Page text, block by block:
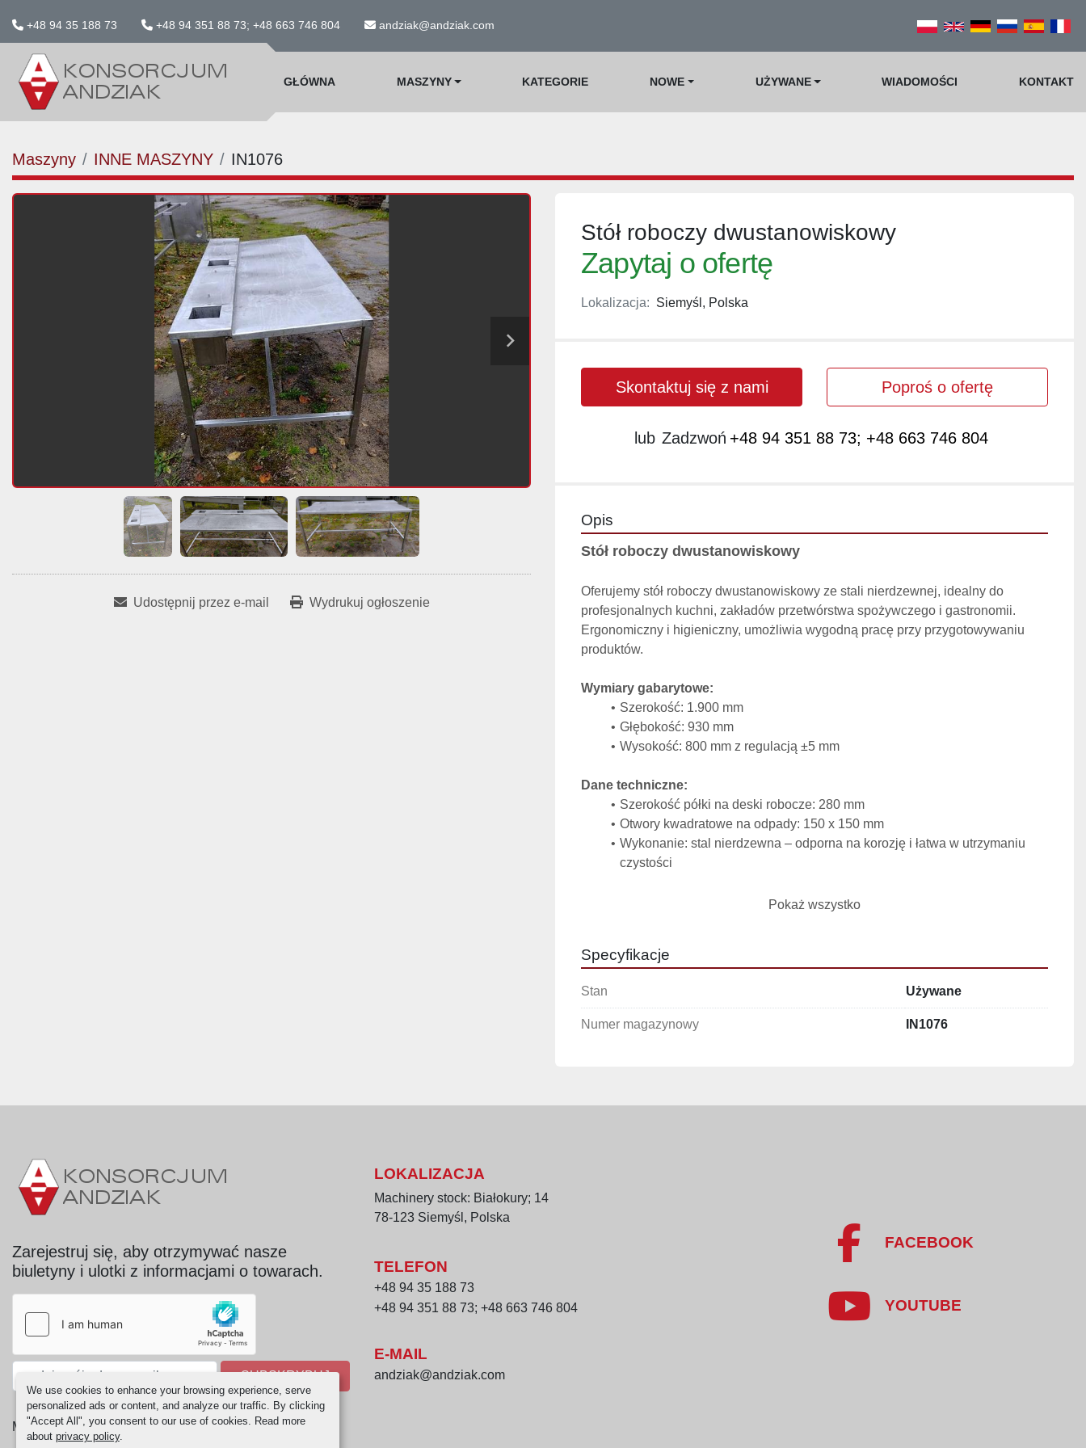
We use cookies to enhance your browsing experience, serve
personalized ads or content, and analyze our traffic. By clicking
"Accept All", you consent to our use of cookies. Read more
about privacy policy.
+48 94 35 188 73 +48 94 351 88 73; +48 663 746 804 andziak@andziak.com
GŁÓWNA MASZYNY KATEGORIE NOWE UŻYWANE WIADOMOŚCI KONTAKT
Maszyny INNE MASZYNY IN1076
Udostępnij przez e-mail Wydrukuj ogłoszenie
Stół roboczy dwustanowiskowy
Zapytaj o ofertę
Lokalizacja: Siemyśl, Polska
Skontaktuj się z nami Poproś o ofertę
lub Zadzwoń +48 94 351 88 73; +48 663 746 804
Opis
Stół roboczy dwustanowiskowy
Oferujemy stół roboczy dwustanowiskowy ze stali nierdzewnej, idealny do
profesjonalnych kuchni, zakładów przetwórstwa spożywczego i gastronomii.
Ergonomiczny i higieniczny, umożliwia wygodną pracę przy przygotowywaniu
produktów.
Wymiary gabarytowe:
Szerokość: 1.900 mm
Głębokość: 930 mm
Wysokość: 800 mm z regulacją ±5 mm
Dane techniczne:
Szerokość półki na deski robocze: 280 mm
Otwory kwadratowe na odpady: 150 x 150 mm
Wykonanie: stal nierdzewna – odporna na korozję i łatwa w utrzymaniu
czystości
Zalety stołu dwustanowiskowego:
Regulowana wysokość dostosowuje stół do ergonomii pracowników
Pokaż wszystko
Specyfikacje
Stan Używane
Numer magazynowy IN1076
Zarejestruj się, aby otrzymywać nasze
biuletyny i ulotki z informacjami o towarach.
SUBSKRYBUJ
LOKALIZACJA
Machinery stock: Białokury; 14
78-123 Siemyśl, Polska
TELEFON
+48 94 35 188 73
+48 94 351 88 73; +48 663 746 804
E-MAIL
andziak@andziak.com
FACEBOOK
YOUTUBE
Manage Cookies